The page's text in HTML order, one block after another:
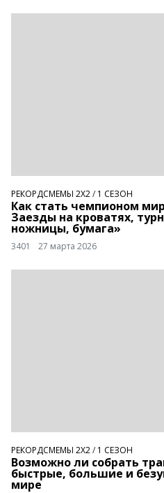
РЕКОРДСМЕМЫ 2Х2/ 1 СЕЗОН
Как стать чемпионом
Заезды на кроватях,
ножницы, бумага»
3401 27 марта 2026
РЕКОРДСМЕМЫ 2Х2/ 1 СЕЗОН
Возможно ли собрать
быстрые, большие и
мире